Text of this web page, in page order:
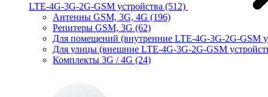
LTE-4G-3G-2G-GSM устройства (512)
Антенны GSM, 3G, 4G (196)
Репитеры GSM, 3G (62)
Для помещений (внутренние LTE-4G-3G-2G-GSM
Для улицы (внешние LTE-4G-3G-2G-GSM
Комплекты 3G / 4G (24)